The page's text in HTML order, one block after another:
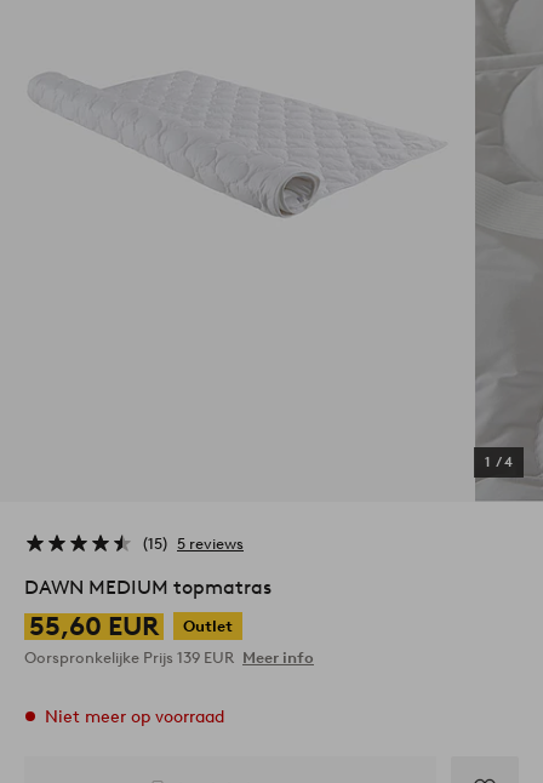
1 /4
15 5 reviews
DAWN MEDIUM topmatras
55,60 EUR
Outlet
Oorspronkelijke Prijs 139 EUR Meer info
Niet meer op voorraad